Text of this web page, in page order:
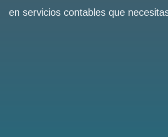
en servicios contables que